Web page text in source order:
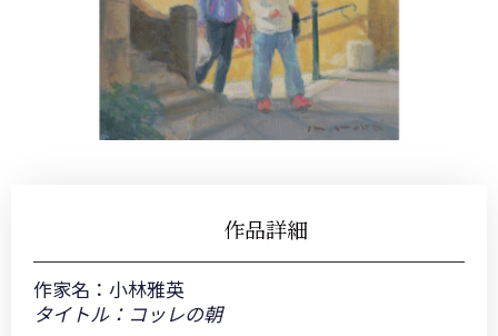
作品詳細
作家名： 小林雅英
タイトル：コッレの朝